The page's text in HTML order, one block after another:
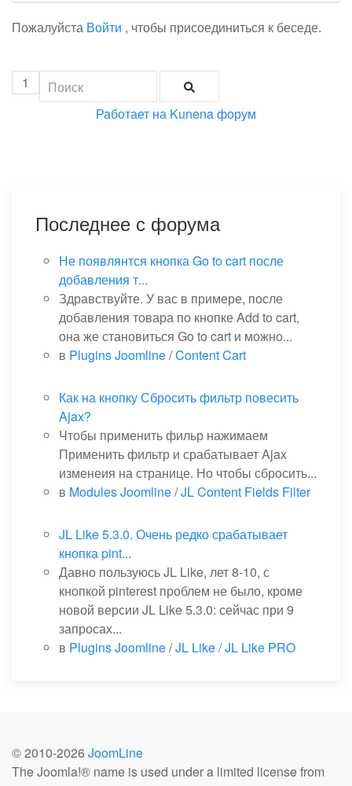
Пожалуйста Войти , чтобы присоединиться к беседе.
1
Работает на Kunena форум
Последнее с форума
Не появлянтся кнопка Go to cart после
добавления т...
Здравствуйте. У вас в примере, после
добавления товара по кнопке Add to cart,
она же становиться Go to cart и можно...
в Plugins Joomline/Content Cart
Как на кнопку Сбросить фильтр повесить
Ajax?
Чтобы применить фильр нажимаем
Применить фильтр и срабатывает Ajax
изменеия на странице. Но чтобы сбросить...
в Modules Joomline/JL Content Fields Filter
JL Like 5.3.0. Очень редко срабатывает
кнопка pint...
Давно пользуюсь JL Like, лет 8-10, с
кнопкой pinterest проблем не было, кроме
новой версии JL Like 5.3.0: сейчас при 9
запросах...
в Plugins Joomline/JL Like / JL Like PRO
© 2010-2026 JoomLine
The Joomla!® name is used under a limited license from